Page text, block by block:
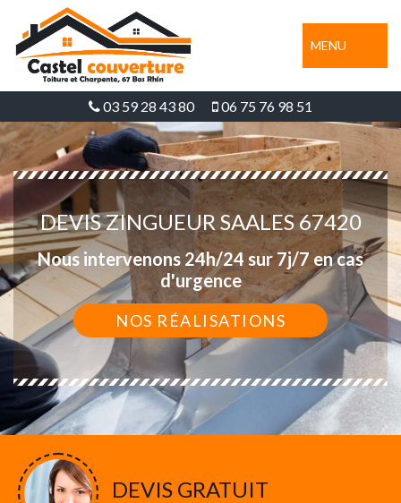
MENU
03 59 28 43 80 06 75 76 98 51
DEVIS ZINGUEUR SAALES 67420
Nous intervenons 24h/24 sur 7j/7 en cas
d'urgence
NOS RÉALISATIONS
DEVIS GRATUIT